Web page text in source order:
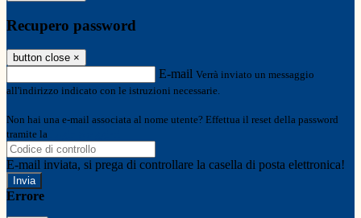
Recupero password
button close ×
E-mail Verrà inviato un messaggio
all'indirizzo indicato con le istruzioni necessarie.
Non hai una e-mail associata al nome utente? Effettua il reset della password
tramite la
E-mail inviata, si prega di controllare la casella di posta elettronica!
Errore